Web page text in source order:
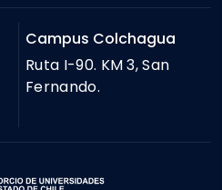
Campus Colchagua
Ruta I-90. KM 3, San
Fernando.